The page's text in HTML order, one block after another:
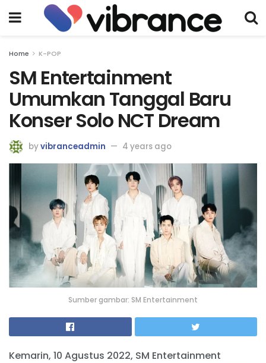
Home K-POP
SM Entertainment
Umumkan Tanggal Baru
Konser Solo NCT Dream
byvibranceadmin 4 years ago
Sumber gambar: SM Entertainment
Kemarin, 10 Agustus 2022, SM Entertainment